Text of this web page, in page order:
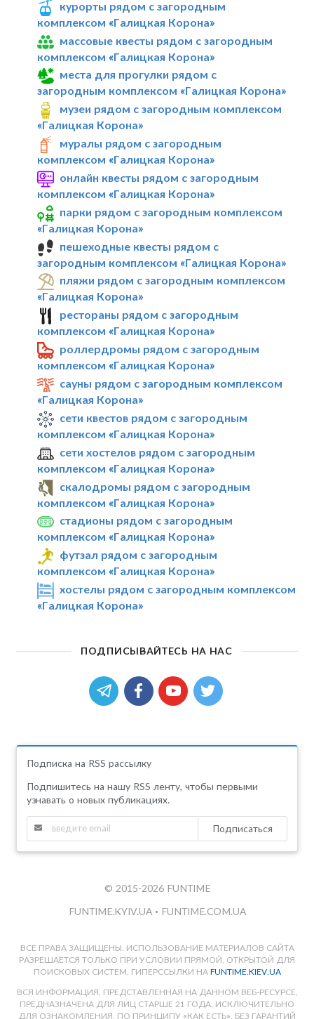
курорты рядом с загородным
комплексом «Галицкая Корона»
массовые квесты рядом с загородным
комплексом «Галицкая Корона»
места для прогулки рядом с
загородным комплексом «Галицкая Корона»
музеи рядом с загородным комплексом
«Галицкая Корона»
муралы рядом с загородным
комплексом «Галицкая Корона»
онлайн квесты рядом с загородным
комплексом «Галицкая Корона»
парки рядом с загородным комплексом
«Галицкая Корона»
пешеходные квесты рядом с
загородным комплексом «Галицкая Корона»
пляжи рядом с загородным комплексом
«Галицкая Корона»
рестораны рядом с загородным
комплексом «Галицкая Корона»
роллердромы рядом с загородным
комплексом «Галицкая Корона»
сауны рядом с загородным комплексом
«Галицкая Корона»
сети квестов рядом с загородным
комплексом «Галицкая Корона»
сети хостелов рядом с загородным
комплексом «Галицкая Корона»
скалодромы рядом с загородным
комплексом «Галицкая Корона»
стадионы рядом с загородным
комплексом «Галицкая Корона»
футзал рядом с загородным
комплексом «Галицкая Корона»
хостелы рядом с загородным комплексом
«Галицкая Корона»
ПОДПИСЫВАЙТЕСЬ НА НАС
Подписка на RSS рассылку
Подпишитесь на нашу RSS ленту, чтобы первыми
узнавать о новых публикациях.
Подписаться
© 2015-2026 FUNTIME
FUNTIME.KYIV.UA • FUNTIME.COM.UA
ВСЕ ПРАВА ЗАЩИЩЕНЫ. ИСПОЛЬЗОВАНИЕ МАТЕРИАЛОВ САЙТА
РАЗРЕШАЕТСЯ ТОЛЬКО ПРИ УСЛОВИИ ПРЯМОЙ, ОТКРЫТОЙ ДЛЯ
ПОИСКОВЫХ СИСТЕМ, ГИПЕРССЫЛКИ НА FUNTIME.KIEV.UA
ВСЯ ИНФОРМАЦИЯ, ПРЕДСТАВЛЕННАЯ НА ДАННОМ ВЕБ-РЕСУРСЕ,
ПРЕДНАЗНАЧЕНА ДЛЯ ЛИЦ СТАРШЕ 21 ГОДА, ИСКЛЮЧИТЕЛЬНО
ДЛЯ ОЗНАКОМЛЕНИЯ, ПО ПРИНЦИПУ «КАК ЕСТЬ», БЕЗ ГАРАНТИЙ